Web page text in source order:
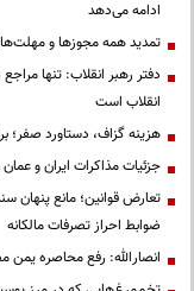
ادامه می‌دهد
تمدید همه مجوزها و
دفتر رهبر انقلاب: تنها
انقلاب است
هزینه گزاف، دستاورد صفر؛
جزئیات مذاکرات ایران و
تعارض قوانین؛ مانع پنهان
ضوابط احراز تصرفات مالکانه
انصارالله: رفع محاصره